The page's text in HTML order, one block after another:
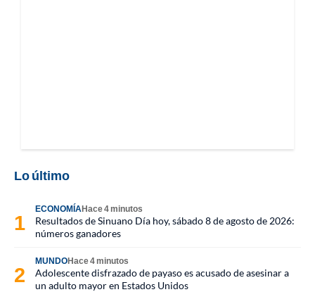
Lo último
ECONOMÍAHace 4 minutos
Resultados de Sinuano Día hoy, sábado 8 de agosto de 2026:
números ganadores
MUNDOHace 4 minutos
Adolescente disfrazado de payaso es acusado de asesinar a
un adulto mayor en Estados Unidos